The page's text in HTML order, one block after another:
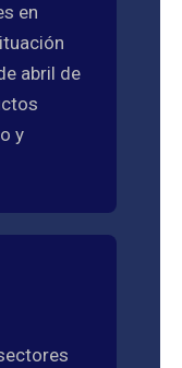
en
abril de
y